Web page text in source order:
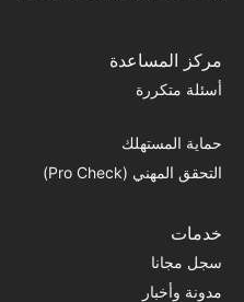
مركز المساعدة
أسئلة متكررة
حماية المستهلك
التحقق المهني (Pro Check)
خدمات
سجل مجانا
مدونة وأخبار